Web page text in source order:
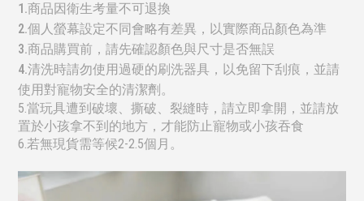
1.商品因衛生考量不可退換
2.個人螢幕設定不同會略有差異，以實際商品顏色為準
3.商品購買前，請先確認顏色與尺寸是否無誤
4.清洗時請勿使用過硬的刷洗器具，以免留下刮痕，並請
使用對寵物安全的清潔劑。
5.當玩具遭到破壞、撕破、裂縫時，請立即拿開，並請放
置於小孩拿不到的地方，才能防止寵物或小孩吞食
6.若無現貨需等候2-2.5個月。